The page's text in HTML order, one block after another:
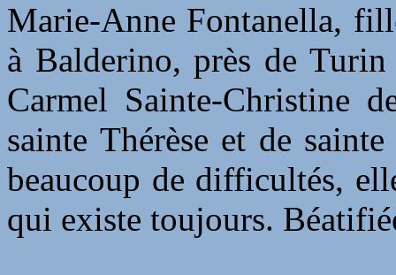
Marie-Anne Fontanella,
à Balderino, près de
Carmel Sainte-Christine
sainte Thérèse et de
beaucoup de difficultés,
qui existe toujours.